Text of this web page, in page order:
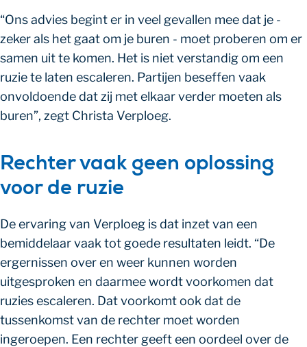
“Ons advies begint er in veel gevallen mee dat je -
zeker als het gaat om je buren - moet proberen om er
samen uit te komen. Het is niet verstandig om een
ruzie te laten escaleren. Partijen beseffen vaak
onvoldoende dat zij met elkaar verder moeten als
buren”, zegt Christa Verploeg.
Rechter vaak geen oplossing
voor de ruzie
De ervaring van Verploeg is dat inzet van een
bemiddelaar vaak tot goede resultaten leidt. “De
ergernissen over en weer kunnen worden
uitgesproken en daarmee wordt voorkomen dat
ruzies escaleren. Dat voorkomt ook dat de
tussenkomst van de rechter moet worden
ingeroepen. Een rechter geeft een oordeel over de